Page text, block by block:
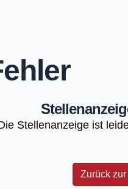
Stellenanzeige ist
Zurück